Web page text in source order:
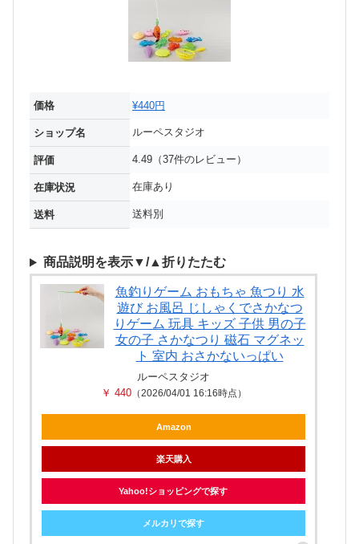
価格 ¥440円
ショップ名 ルーペスタジオ
評価 4.49（37件のレビュー）
在庫状況 在庫あり
送料 送料別
商品説明を表示▼/▲折りたたむ
魚釣りゲーム おもちゃ 魚つり 水
遊び お風呂 じしゃくでさかなつ
りゲーム 玩具 キッズ 子供 男の子
女の子 さかなつり 磁石 マグネッ
ト 室内 おさかないっぱい
ルーペスタジオ
￥ 440（2026/04/01 16:16時点）
Amazon
楽天購入
Yahoo!ショッピングで探す
メルカリで探す